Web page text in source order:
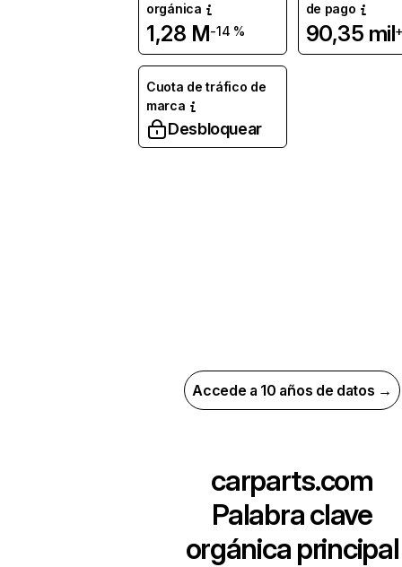
orgánica
1,28 M-14 %
de pago
90,35 mil
Cuota de tráfico de
marca
Desbloquear
Accede a 10 años de datos →
carparts.com
Palabra clave
orgánica principal